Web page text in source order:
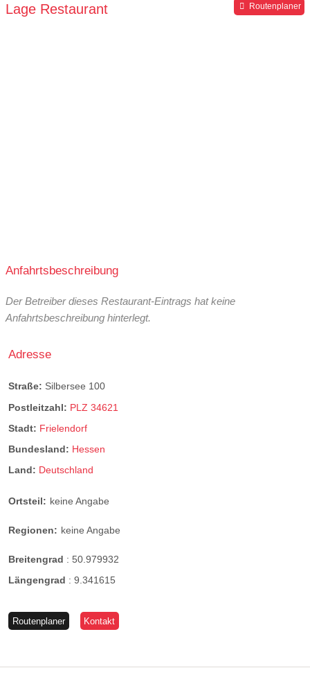
Lage Restaurant Routenplaner
Anfahrtsbeschreibung
Der Betreiber dieses Restaurant-Eintrags hat keine
Anfahrtsbeschreibung hinterlegt.
Adresse
Straße: Silbersee 100
Postleitzahl: PLZ 34621
Stadt: Frielendorf
Bundesland: Hessen
Land: Deutschland
Ortsteil: keine Angabe
Regionen: keine Angabe
Breitengrad : 50.979932
Längengrad : 9.341615
Routenplaner Kontakt